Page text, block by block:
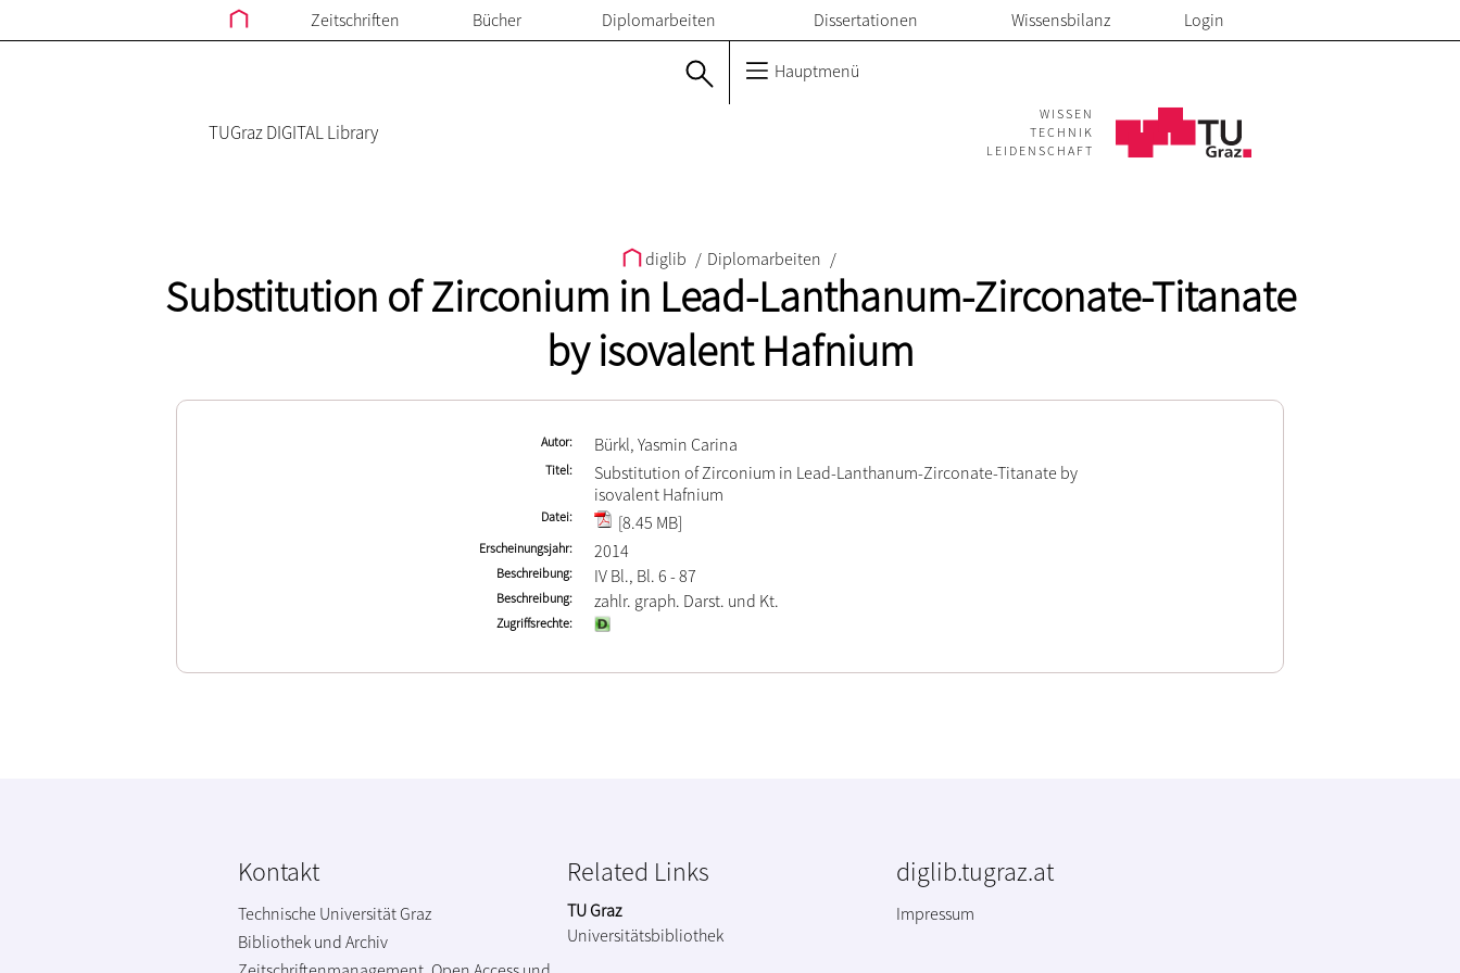
Zeitschriften Bücher Diplomarbeiten Dissertationen Wissensbilanz Login
Hauptmenü
TUGraz DIGITAL Library
WISSEN
TECHNIK
LEIDENSCHAFT
diglib / Diplomarbeiten /
Substitution of Zirconium in Lead-Lanthanum-Zirconate-Titanate
by isovalent Hafnium
Autor Bürkl, Yasmin Carina
Titel
Substitution of Zirconium in Lead-Lanthanum-Zirconate-Titanate by
isovalent Hafnium
Datei [8.45 MB]
Erscheinungsjahr 2014
Beschreibung IV Bl., Bl. 6 - 87
Beschreibung zahlr. graph. Darst. und Kt.
Zugriffsrechte
Kontakt
Technische Universität Graz
Bibliothek und Archiv
Related Links
TU Graz
Universitätsbibliothek
diglib.tugraz.at
Impressum